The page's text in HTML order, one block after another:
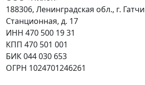
188306, Ленинградская обл., г.
Станционная, д. 17
ИНН 470 500 19 31
КПП 470 501 001
БИК 044 030 653
ОГРН 1024701246261